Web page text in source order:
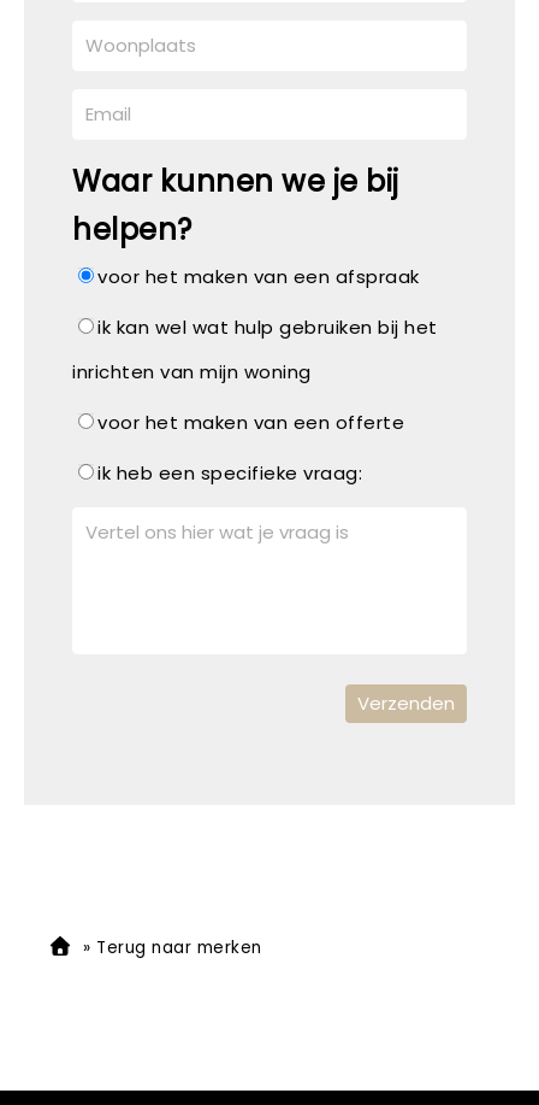
Waar kunnen we je bij
helpen?
voor het maken van een afspraak
ik kan wel wat hulp gebruiken bij het
inrichten van mijn woning
voor het maken van een offerte
ik heb een specifieke vraag:
» Terug naar merken